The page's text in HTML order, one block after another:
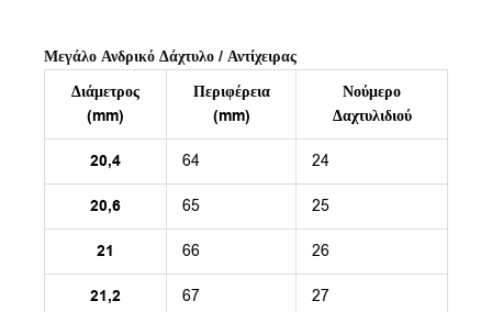
Μεγάλο Ανδρικό Δάχτυλο / Αντίχειρας
Διάμετρος
(mm)
Περιφέρεια
(mm)
Νούμερο
Δαχτυλιδιού
20,4 64 24
20,6 65 25
21 66 26
21,2 67 27